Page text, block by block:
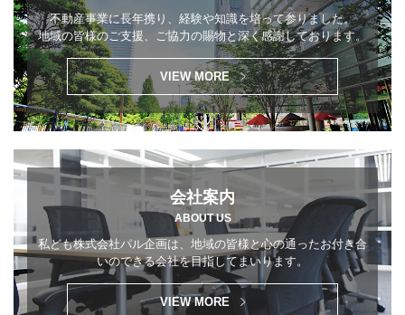
不動産事業に長年携り、経験や知識を培って参りました。
地域の皆様のご支援、ご協力の賜物と深く感謝しております。
VIEW MORE
会社案内
ABOUT US
私ども株式会社パル企画は、地域の皆様と心の通ったお付き合
いのできる会社を目指してまいります。
VIEW MORE